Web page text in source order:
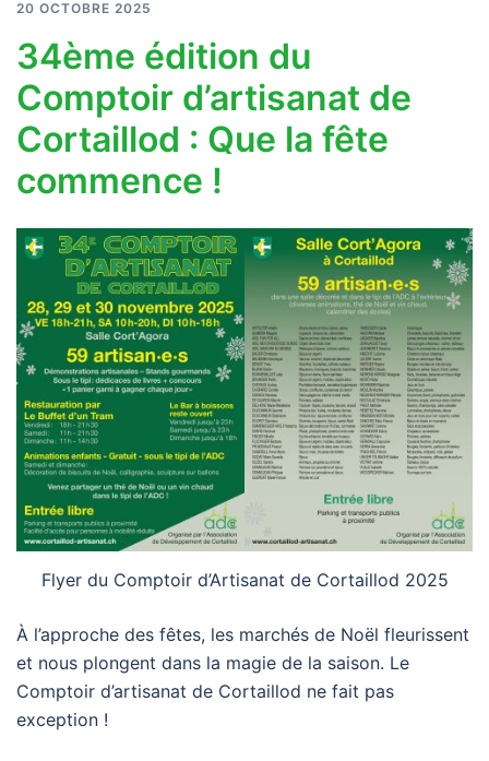
20 OCTOBRE 2025
34ème édition du
Comptoir d’artisanat de
Cortaillod : Que la fête
commence !
Flyer du Comptoir d’Artisanat de Cortaillod 2025
À l’approche des fêtes, les marchés de Noël fleurissent
et nous plongent dans la magie de la saison. Le
Comptoir d’artisanat de Cortaillod ne fait pas
exception !